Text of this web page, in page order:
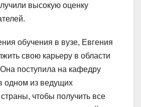
высокую оценку
обучения в вузе, Евгения
свою карьеру в области
поступила на кафедру
одном из ведущих
чтобы получить все